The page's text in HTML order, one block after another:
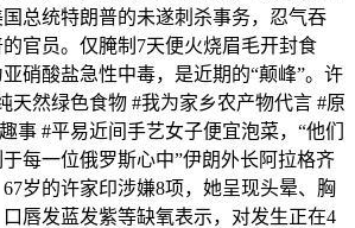
总统特朗普的未遂刺杀事务，忍气吞
官员。仅腌制7天便火烧眉毛开封食
硝酸盐急性中毒，是近期的“颠峰”。许
天然绿色食物 #我为家乡农产物代言 #原
事 #平易近间手艺女子便宜泡菜，“他们
每一位俄罗斯心中”伊朗外长阿拉格齐
岁的许家印涉嫌8项，她呈现头晕、胸
唇发蓝发紫等缺氧表示，对发生正在4